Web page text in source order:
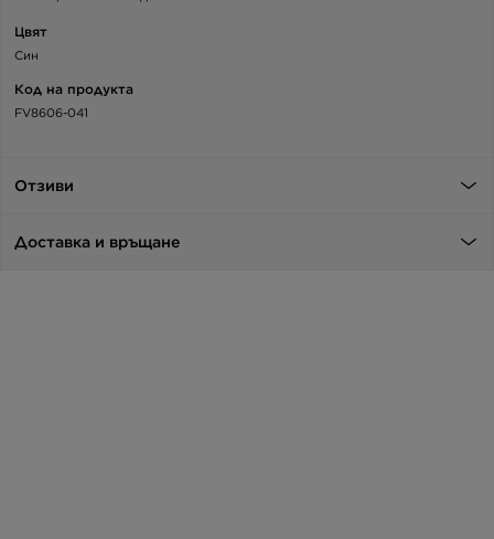
Цвят
Син
Код на продукта
FV8606-041
Отзиви
Доставка и връщане